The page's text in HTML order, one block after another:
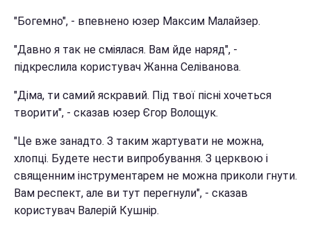
"Богемно", - впевнено юзер Максим Малайзер.
"Давно я так не сміялася. Вам йде наряд", -
підкреслила користувач Жанна Селіванова.
"Діма, ти самий яскравий. Під твої пісні хочеться
творити", - сказав юзер Єгор Волощук.
"Це вже занадто. З таким жартувати не можна,
хлопці. Будете нести випробування. З церквою і
священним інструментарем не можна приколи гнути.
Вам респект, але ви тут перегнули", - сказав
користувач Валерій Кушнір.